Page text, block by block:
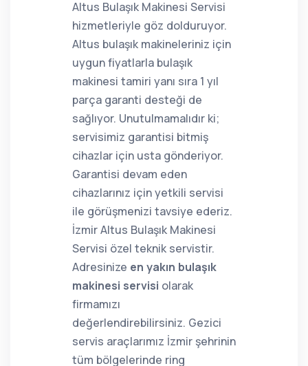
Altus Bulaşık Makinesi Servisi
hizmetleriyle göz dolduruyor.
Altus bulaşık makineleriniz için
uygun fiyatlarla bulaşık
makinesi tamiri yanı sıra 1 yıl
parça garanti desteği de
sağlıyor. Unutulmamalıdır ki;
servisimiz garantisi bitmiş
cihazlar için usta gönderiyor.
Garantisi devam eden
cihazlarınız için yetkili servisi
ile görüşmenizi tavsiye ederiz.
İzmir Altus Bulaşık Makinesi
Servisi özel teknik servistir.
Adresinize en yakın bulaşık
makinesi servisi olarak
firmamızı
değerlendirebilirsiniz. Gezici
servis araçlarımız İzmir şehrinin
tüm bölgelerinde ring